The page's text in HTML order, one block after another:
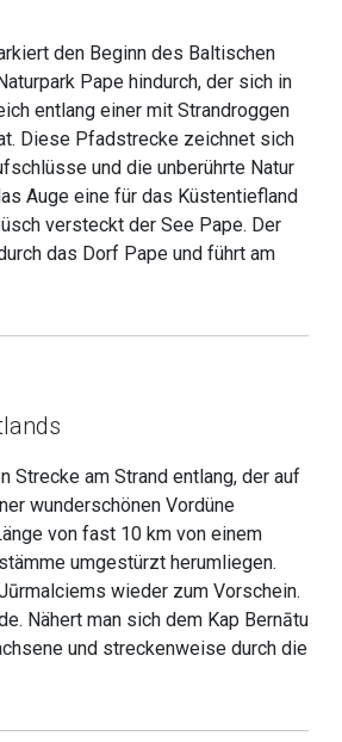
den Beginn des Baltischen
Pape hindurch, der sich in
entlang einer mit Strandroggen
Diese Pfadstrecke zeichnet sich
und die unberührte Natur
Auge eine für das Küstentiefland
versteckt der See Pape. Der
das Dorf Pape und führt am
Strecke am Strand entlang, der auf
wunderschönen Vordüne
von fast 10 km von einem
umgestürzt herumliegen.
wieder zum Vorschein.
Nähert man sich dem Kap Bernātu
und streckenweise durch die